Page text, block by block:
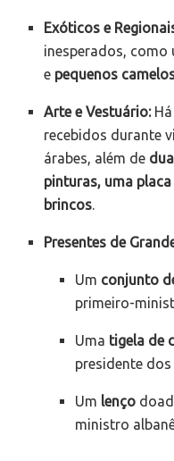
Exóticos e
inesperados, como
e pequenos
Arte e Vestuário:Há
recebidos durante
árabes, além de
pinturas, uma
brincos.
Presentes de
Um conjunto
primeiro-
Uma tigela de
presidente dos
Um lenço
ministro